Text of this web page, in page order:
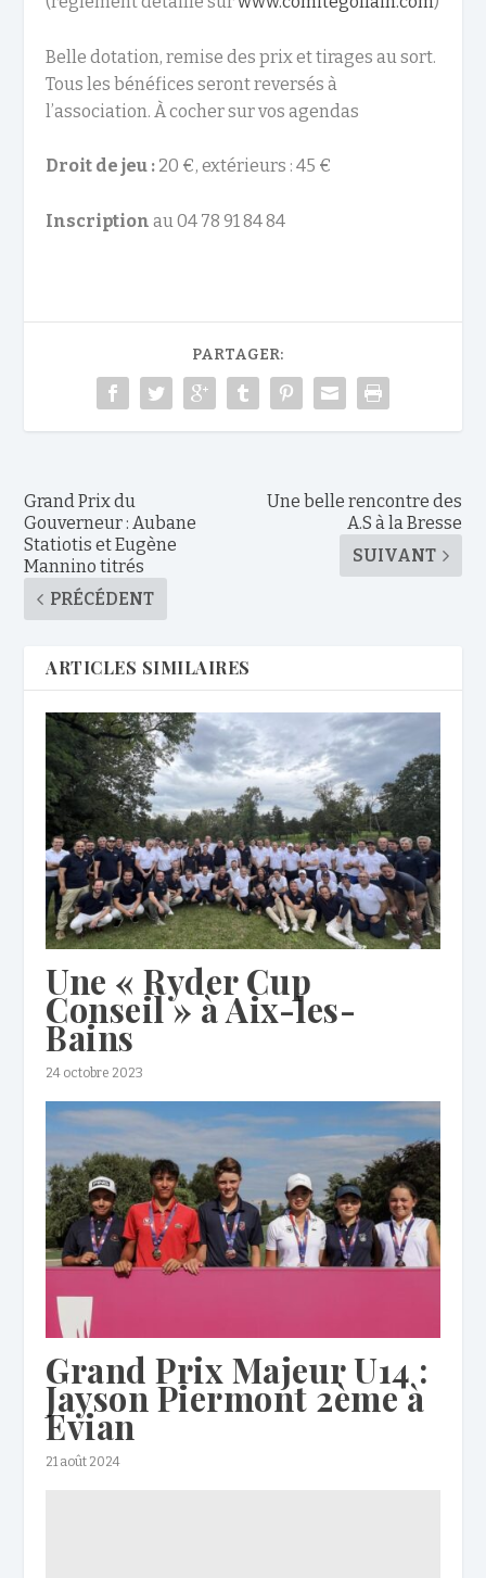
Belle dotation, remise des prix et tirages au sort.
Tous les bénéfices seront reversés à
l’association. À cocher sur vos agendas
Droit de jeu : 20 €, extérieurs : 45 €
Inscription au 04 78 91 84 84
PARTAGER:
Grand Prix du
Gouverneur : Aubane
Statiotis et Eugène
Mannino titrés
PRÉCÉDENT
Une belle rencontre des
A.S à la Bresse
SUIVANT
ARTICLES SIMILAIRES
Une « Ryder Cup
Conseil » à Aix-les-
Bains
24 octobre 2023
Grand Prix Majeur U14 :
Jayson Piermont 2ème à
Evian
21 août 2024